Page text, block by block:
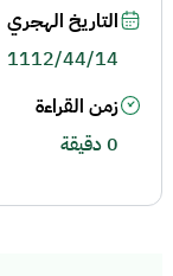
التاريخ الهجري
1112/44/14
زمن القراءة
0 دقيقة